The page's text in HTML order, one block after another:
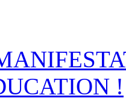
!